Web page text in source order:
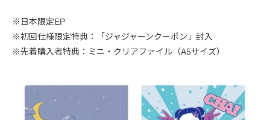
※日本限定EP
※初回仕様限定特典：「ジャジャーンクーポン」封入
※先着購入者特典：ミニ・クリアファイル（A5サイズ）